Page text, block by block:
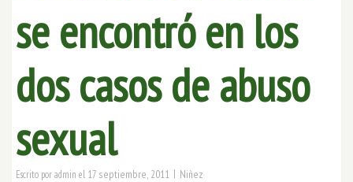
se encontró en los
dos casos de abuso
sexual
Escrito poradmin el 17 septiembre, 2011 | Niñez